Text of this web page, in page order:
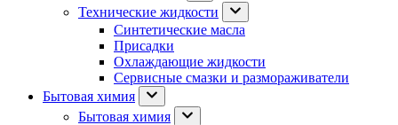
Технические жидкости
Синтетические масла
Присадки
Охлаждающие жидкости
Сервисные смазки и размораживатели
Бытовая химия
Бытовая химия